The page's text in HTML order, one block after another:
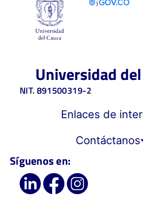
Universidad
NIT. 891500319-2
Enlaces de
Contáctanos
Síguenos en: